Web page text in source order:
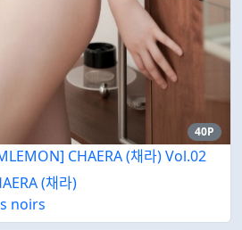
40P
CHAERA (채라) Vol.02
(채라)
noirs